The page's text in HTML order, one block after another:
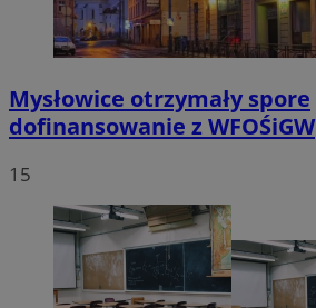
Mysłowice otrzymały spore
dofinansowanie z WFOŚiGW
15